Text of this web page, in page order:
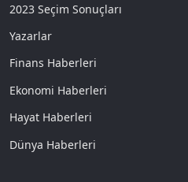
2023 Seçim Sonuçları
Yazarlar
Finans Haberleri
Ekonomi Haberleri
Hayat Haberleri
Dünya Haberleri